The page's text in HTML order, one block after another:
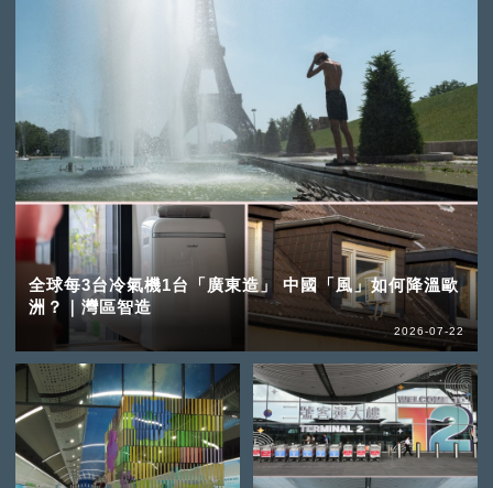
全球每3台冷氣機1台「廣東造」 中國「風」如何降溫歐
洲？｜灣區智造
2026-07-22